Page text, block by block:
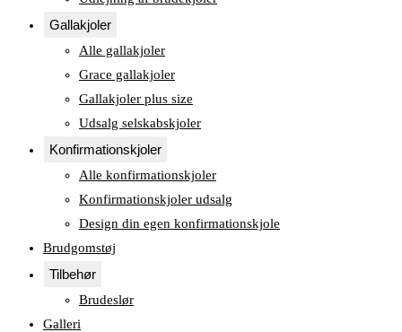
Gallakjoler
Alle gallakjoler
Grace gallakjoler
Gallakjoler plus size
Udsalg selskabskjoler
Konfirmationskjoler
Alle konfirmationskjoler
Konfirmationskjoler udsalg
Design din egen konfirmationskjole
Brudgomstøj
Tilbehør
Brudeslør
Galleri